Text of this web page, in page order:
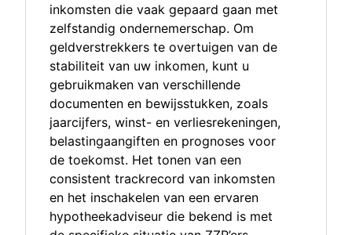
inkomsten die vaak gepaard gaan met
zelfstandig ondernemerschap. Om
geldverstrekkers te overtuigen van de
stabiliteit van uw inkomen, kunt u
gebruikmaken van verschillende
documenten en bewijsstukken, zoals
jaarcijfers, winst- en verliesrekeningen,
belastingaangiften en prognoses voor
de toekomst. Het tonen van een
consistent trackrecord van inkomsten
en het inschakelen van een ervaren
hypotheekadviseur die bekend is met